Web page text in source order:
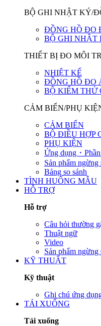
BỘ GHI NHẬT KÝ/
ĐỒNG HỒ ĐO
BỘ GHI NHẬT
THIẾT BỊ ĐO MÔI
NHIỆT KẾ
ĐỒNG HỒ ĐO
BỘ KIỂM THỬ
CẢM BIẾN/PHỤ
CẢM BIẾN
BỘ ĐIỀU HỢP
PHỤ KIỆN
Ứng dụng・
Sản phẩm ngừng
Bảng so sánh
TÌNH HUỐNG MẪU
HỖ TRỢ
Hỗ trợ
Câu hỏi thường
Thuật ngữ
Video
Sản phẩm ngừng
KỸ THUẬT
Kỹ thuật
Ghi chú ứng
TẢI XUỐNG
Tải xuống